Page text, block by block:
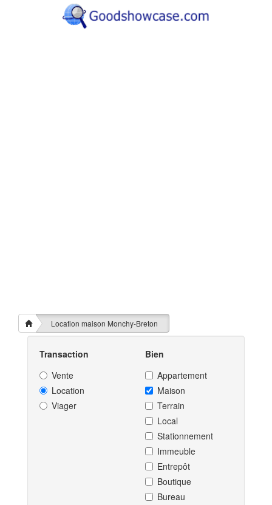
Location maison Monchy-Breton
Transaction
Vente
Location
Viager
Bien
Appartement
Maison
Terrain
Local
Stationnement
Immeuble
Entrepôt
Boutique
Bureau